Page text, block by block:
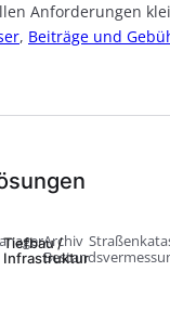
Anforderungen
, Beiträge und
Archiv
Tiefbau /
Infrastruktur